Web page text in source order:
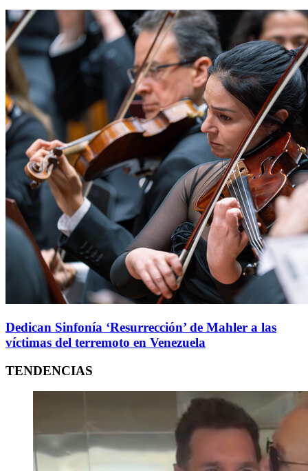
Dedican Sinfonía ‘Resurrección’ de Mahler a las
víctimas del terremoto en Venezuela
TENDENCIAS